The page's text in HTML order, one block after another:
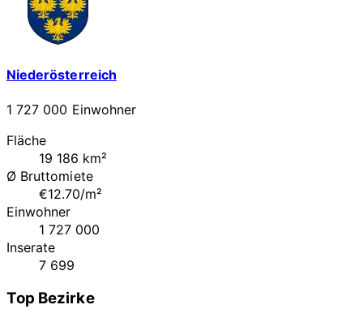
Niederösterreich
1 727 000 Einwohner
Fläche
19 186 km²
Ø Bruttomiete
€12.70/m²
Einwohner
1 727 000
Inserate
7 699
Top Bezirke